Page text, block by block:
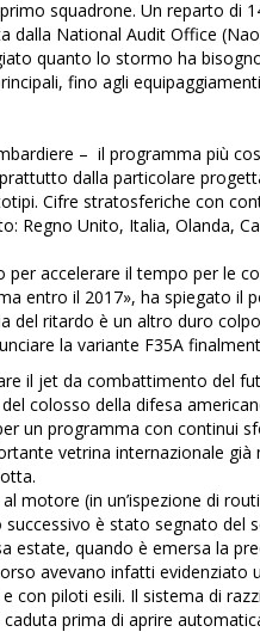
squadrone. Un reparto di
dalla National Audit Office
quanto lo stormo ha
fino agli
– il programma più
dalla particolare
Cifre stratosferiche con
Regno Unito, Italia, Olanda,
per accelerare il tempo per le
entro il 2017», ha spiegato il
del ritardo è un altro duro
la variante F35A
il jet da combattimento del
colosso della difesa
un programma con continui
vetrina internazionale
motore (in un’ispezione di
successivo è stato segnato del
estate, quando è emersa la
avevano infatti evidenziato
con piloti esili. Il sistema di
prima di aprire